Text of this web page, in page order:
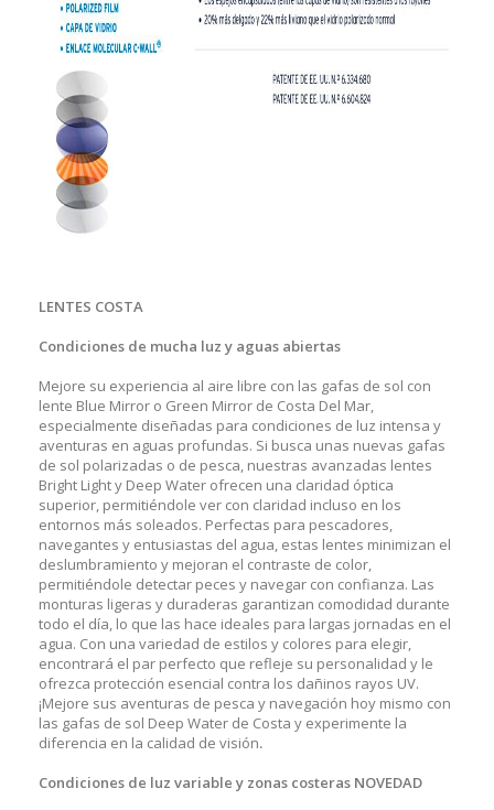
LENTES COSTA
Condiciones de mucha luz y aguas abiertas
Mejore su experiencia al aire libre con las gafas de sol con
lente Blue Mirror o Green Mirror de Costa Del Mar,
especialmente diseñadas para condiciones de luz intensa y
aventuras en aguas profundas. Si busca unas nuevas gafas
de sol polarizadas o de pesca, nuestras avanzadas lentes
Bright Light y Deep Water ofrecen una claridad óptica
superior, permitiéndole ver con claridad incluso en los
entornos más soleados. Perfectas para pescadores,
navegantes y entusiastas del agua, estas lentes minimizan el
deslumbramiento y mejoran el contraste de color,
permitiéndole detectar peces y navegar con confianza. Las
monturas ligeras y duraderas garantizan comodidad durante
todo el día, lo que las hace ideales para largas jornadas en el
agua. Con una variedad de estilos y colores para elegir,
encontrará el par perfecto que refleje su personalidad y le
ofrezca protección esencial contra los dañinos rayos UV.
¡Mejore sus aventuras de pesca y navegación hoy mismo con
las gafas de sol Deep Water de Costa y experimente la
diferencia en la calidad de visión.
Condiciones de luz variable y zonas costeras NOVEDAD